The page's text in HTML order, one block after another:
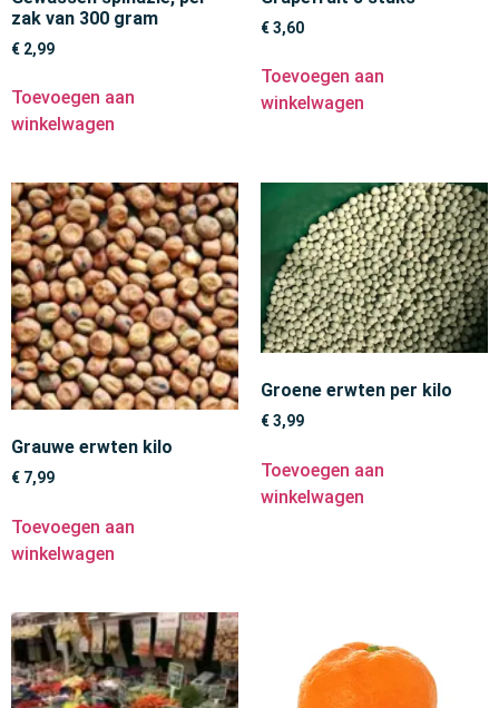
zak van 300 gram
€ 2,99
Toevoegen aan
winkelwagen
€3,60
Toevoegen aan
winkelwagen
Grauwe erwten kilo
€ 7,99
Toevoegen aan
winkelwagen
Groene erwten per kilo
€3,99
Toevoegen aan
winkelwagen